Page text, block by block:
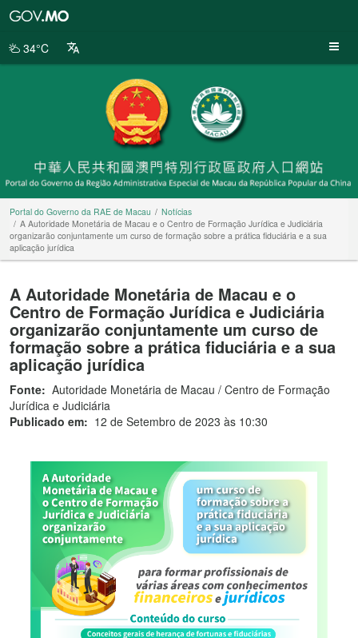
da
34°C
Portal do Governo da RAE de Macau
Notícias
A Autoridade Monetária de Macau e o Centro de Formação Jurídica e Judiciária
organizarão conjuntamente um curso de formação sobre a prática fiduciária e a sua
aplicação jurídica
A Autoridade Monetária de Macau e o
Centro de Formação Jurídica e Judiciária
organizarão conjuntamente um curso de
formação sobre a prática fiduciária e a sua
aplicação jurídica
Fonte: Autoridade Monetária de Macau / Centro de Formação
Jurídica e Judiciária
Publicado em: 12 de Setembro de 2023 às 10:30